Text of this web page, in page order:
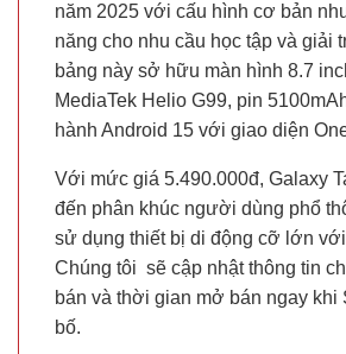
năm 2025 với cấu hình cơ bản
năng cho nhu cầu học tập và giải
bảng này sở hữu màn hình 8.7
MediaTek Helio G99, pin
hành Android 15 với giao diện
Với mức giá 5.490.000đ, Galaxy
đến phân khúc người dùng phổ
sử dụng thiết bị di động cỡ lớn
Chúng tôi sẽ cập nhật thông tin
bán và thời gian mở bán ngay khi
bố.